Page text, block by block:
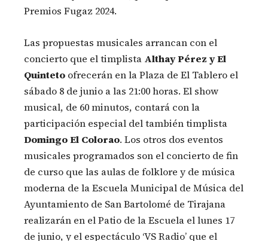
Premios Fugaz 2024.
Las propuestas musicales arrancan con el
concierto que el timplista Althay Pérez y El
Quinteto ofrecerán en la Plaza de El Tablero el
sábado 8 de junio a las 21:00 horas. El show
musical, de 60 minutos, contará con la
participación especial del también timplista
Domingo El Colorao. Los otros dos eventos
musicales programados son el concierto de fin
de curso que las aulas de folklore y de música
moderna de la Escuela Municipal de Música del
Ayuntamiento de San Bartolomé de Tirajana
realizarán en el Patio de la Escuela el lunes 17
de junio, y el espectáculo ‘VS Radio’ que el